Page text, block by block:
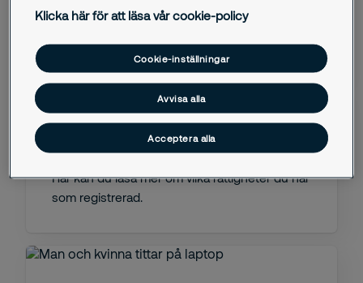
Här kan du ta del av Securitas Integritetspolicy
och hur vi hanterar personuppgifter.
Dina rättigheter som registrerad
Här kan du läsa mer om vilka rättigheter du har
som registrerad.
Klicka här för att läsa vår cookie-policy
Cookie-inställningar
Avvisa alla
Acceptera alla